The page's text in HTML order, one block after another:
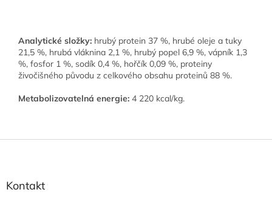
Analytické složky: hrubý protein 37 %, hrubé oleje a tuky
21,5 %, hrubá vláknina 2,1 %, hrubý popel 6,9 %, vápník 1,3
%, fosfor 1 %, sodík 0,4 %, hořčík 0,09 %, proteiny
živočišného původu z celkového obsahu proteinů 88 %.
Metabolizovatelná energie: 4 220 kcal/kg.
Kontakt